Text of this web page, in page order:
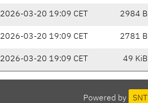
2026-03-20 19:09 CET 2984 B
2026-03-20 19:09 CET 2781 B
2026-03-20 19:09 CET 49 KiB
Powered by SNT